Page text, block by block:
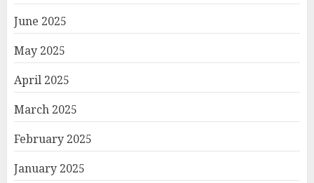
June 2025
May 2025
April 2025
March 2025
February 2025
January 2025